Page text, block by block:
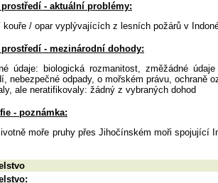
- aktuální problémy:
kouře / opar vyplývajících z lesních požárů v
- mezinárodní dohody:
údaje: biologická rozmanitost, změžádné
nebezpečné odpady, o mořském právu, ochraně
ale neratifikovaly: žádný z vybraných dohod
- poznámka:
moře pruhy přes Jihočínském moři spojující